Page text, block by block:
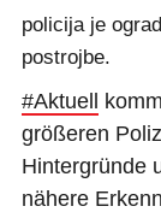
policija je
postrojbe.
#Aktuell
größeren
Hintergründe
nähere